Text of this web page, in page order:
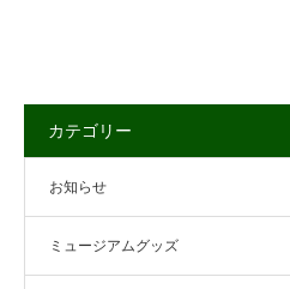
カテゴリー
お知らせ
ミュージアムグッズ